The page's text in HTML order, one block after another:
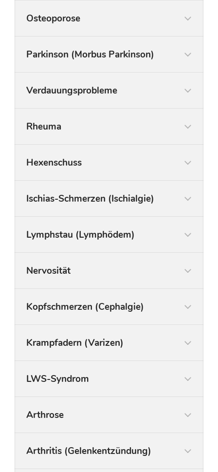
Osteoporose
Parkinson (Morbus Parkinson)
Verdauungsprobleme
Rheuma
Hexenschuss
Ischias-Schmerzen (Ischialgie)
Lymphstau (Lymphödem)
Nervosität
Kopfschmerzen (Cephalgie)
Krampfadern (Varizen)
LWS-Syndrom
Arthrose
Arthritis (Gelenkentzündung)